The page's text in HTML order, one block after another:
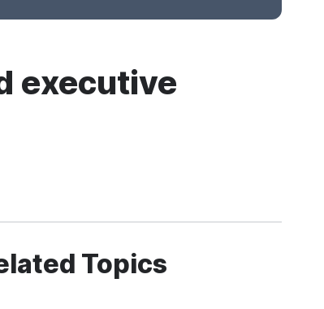
executive
Topics